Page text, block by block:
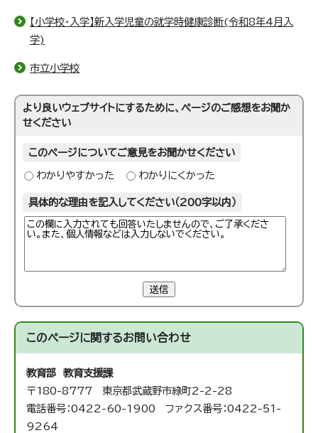
【小学校・入学】新入学児童の就学時健康診断(令和8年4月入
学)
市立小学校
より良いウェブサイトにするために、ページのご感想をお聞か
せください
このページについてご意見をお聞かせください
わかりやすかった わかりにくかった
具体的な理由を記入してください（200字以内）
送信
このページに関するお問い合わせ
教育部 教育支援課
〒180-8777 東京都武蔵野市緑町2-2-28
電話番号：0422-60-1900 ファクス番号：0422-51-
9264